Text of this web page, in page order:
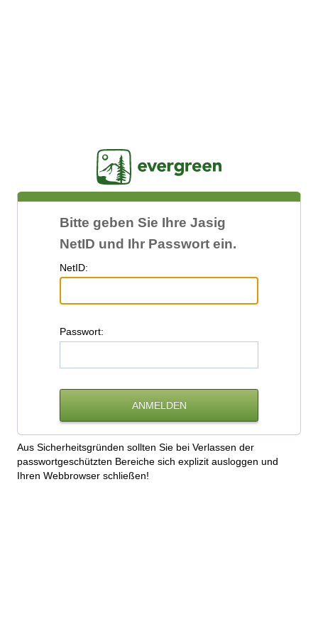
Bitte geben Sie Ihre Jasig
NetID und Ihr Passwort ein.
NetID:
Passwort:
Aus Sicherheitsgründen sollten Sie bei Verlassen der
passwortgeschützten Bereiche sich explizit ausloggen und
Ihren Webbrowser schließen!